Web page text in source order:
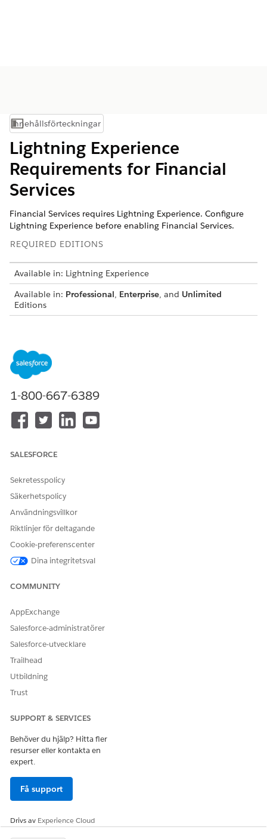
Visa innehållsförteckning
Innehållsförteckningar
Lightning Experience
Requirements for Financial
Services
Financial Services requires Lightning Experience. Configure
Lightning Experience before enabling Financial Services.
REQUIRED EDITIONS
Available in: Lightning Experience
Available in: Professional, Enterprise, and Unlimited
Editions
your org. Financial Services is supported only in Lightning
Experience.
LÖSTE DENNA ARTIKEL DITT PROBLEM?
1-800-667-6389
SALESFORCE
Sekretesspolicy
Säkerhetspolicy
Användningsvillkor
Riktlinjer för deltagande
Cookie-preferenscenter
Dina integritetsval
COMMUNITY
AppExchange
Salesforce-administratörer
Salesforce-utvecklare
Trailhead
Utbildning
Trust
SUPPORT & SERVICES
Behöver du hjälp? Hitta fler
resurser eller kontakta en
expert.
Få support
Drivs av Experience Cloud